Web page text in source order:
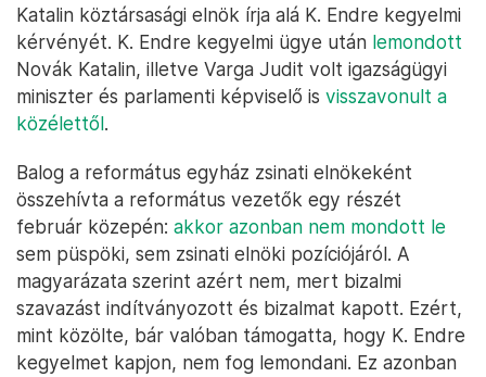
Katalin köztársasági elnök írja alá K. Endre kegyelmi
kérvényét. K. Endre kegyelmi ügye után lemondott
Novák Katalin, illetve Varga Judit volt igazságügyi
miniszter és parlamenti képviselő is visszavonult a
közélettől.
Balog a református egyház zsinati elnökeként
összehívta a református vezetők egy részét
február közepén: akkor azonban nem mondott le
sem püspöki, sem zsinati elnöki pozíciójáról. A
magyarázata szerint azért nem, mert bizalmi
szavazást indítványozott és bizalmat kapott. Ezért,
mint közölte, bár valóban támogatta, hogy K. Endre
kegyelmet kapjon, nem fog lemondani. Ez azonban